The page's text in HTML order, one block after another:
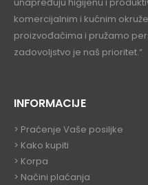
komercijalnim i kućnim
proizvođačima i pružamo
zadovoljstvo je naš prioritet.“
INFORMACIJE
> Praćenje Vaše posiljke
> Kako kupiti
> Korpa
> Načini plaćanja